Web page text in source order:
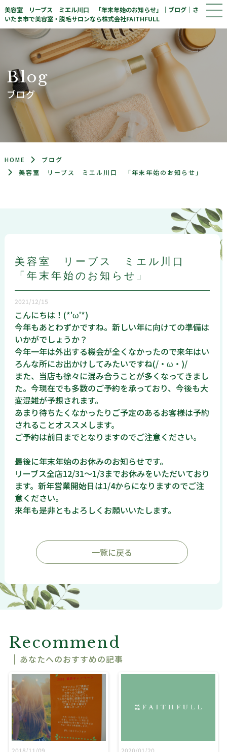
美容室 リーブス ミエル川口 「年末年始のお知らせ」｜ブログ｜さ
いたま市で美容室・脱毛サロンなら株式会社FAITHFULL
Blog
ブログ
HOME
ブログ
美容室 リーブス ミエル川口 「年末年始のお知らせ」
美容室 リーブス ミエル川口
「年末年始のお知らせ」
2021/12/15
こんにちは！(*'ω'*)
今年もあとわずかですね。新しい年に向けての準備は
いかがでしょうか？
今年一年は外出する機会が全くなかったので来年はい
ろんな所にお出かけしてみたいですね(/・ω・)/
また、当店も徐々に混み合うことが多くなってきまし
た。今現在でも多数のご予約を承っており、今後も大
変混雑が予想されます。
あまり待ちたくなかったりご予定のあるお客様は予約
されることオススメします。
ご予約は前日までとなりますのでご注意ください。
最後に年末年始のお休みのお知らせです。
リーブス全店12/31～1/3までお休みをいただいており
ます。新年営業開始日は1/4からになりますのでご注
意ください。
来年も是非ともよろしくお願いいたします。
一覧に戻る
Recommend
あなたへのおすすめの記事
2018/11/09 2020/01/20